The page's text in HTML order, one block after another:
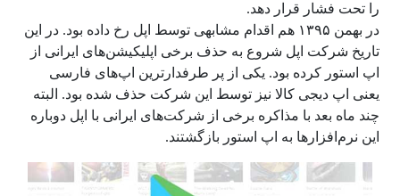
را تحت فشار قرار دهد.
در بهمن ۱۳۹۵ هم اقدام مشابهی توسط اپل رخ داده بود. در این
تاریخ شرکت اپل شروع به حذف برخی اپلیکیشن‌های ایرانی از
اپ استور کرده بود. یکی از پر طرفدار‌ترین اپ‌های فارسی
یعنی اپ دیجی کالا نیز توسط این شرکت حذف شده بود. البته
چند ماه بعد با مذاکره برخی از شرکت‌های ایرانی با اپل دوباره
این نرم‌افزارها به اپ استور بازگشتند.